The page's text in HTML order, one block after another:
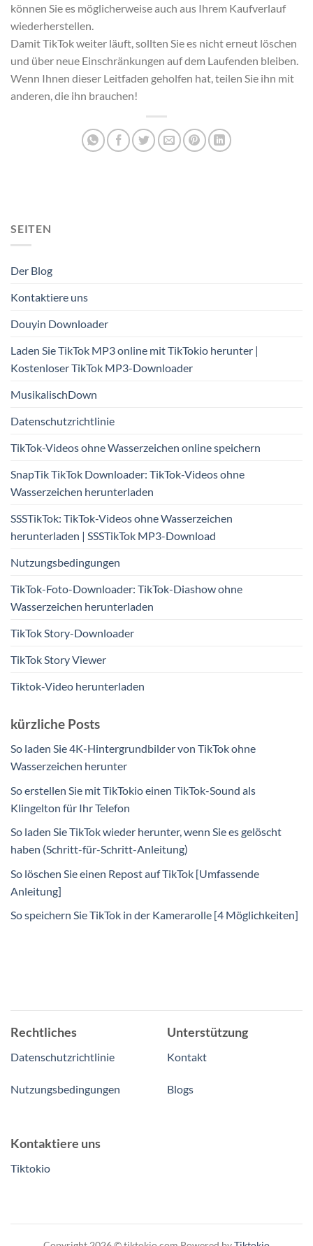
können Sie es möglicherweise auch aus Ihrem Kaufverlauf
wiederherstellen.
Damit TikTok weiter läuft, sollten Sie es nicht erneut löschen
und über neue Einschränkungen auf dem Laufenden bleiben.
Wenn Ihnen dieser Leitfaden geholfen hat, teilen Sie ihn mit
anderen, die ihn brauchen!
SEITEN
Der Blog
Kontaktiere uns
Douyin Downloader
Laden Sie TikTok MP3 online mit TikTokio herunter |
Kostenloser TikTok MP3-Downloader
MusikalischDown
Datenschutzrichtlinie
TikTok-Videos ohne Wasserzeichen online speichern
SnapTik TikTok Downloader: TikTok-Videos ohne
Wasserzeichen herunterladen
SSSTikTok: TikTok-Videos ohne Wasserzeichen
herunterladen | SSSTikTok MP3-Download
Nutzungsbedingungen
TikTok-Foto-Downloader: TikTok-Diashow ohne
Wasserzeichen herunterladen
TikTok Story-Downloader
TikTok Story Viewer
Tiktok-Video herunterladen
kürzliche Posts
So laden Sie 4K-Hintergrundbilder von TikTok ohne
Wasserzeichen herunter
So erstellen Sie mit TikTokio einen TikTok-Sound als
Klingelton für Ihr Telefon
So laden Sie TikTok wieder herunter, wenn Sie es gelöscht
haben (Schritt-für-Schritt-Anleitung)
So löschen Sie einen Repost auf TikTok [Umfassende
Anleitung]
So speichern Sie TikTok in der Kamerarolle [4 Möglichkeiten]
Rechtliches
Datenschutzrichtlinie
Nutzungsbedingungen
Unterstützung
Kontakt
Blogs
Kontaktiere uns
Tiktokio